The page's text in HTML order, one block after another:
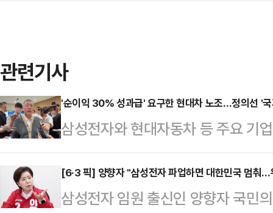
관련기사
'순이익 30% 성과급' 요구한 현대차 노조…정의선 '
삼성전자와 현대자동차 등 주요 기
갈등이 확산하는 가운데 정의선 현
사와 주주, 국가 발전을 함께 고려
날 열리는 현대차그룹 양재사옥 로
[6·3 픽] 양향자 "삼성전자 파업하면 대한민국 멈춰
삼성전자 임원 출신인 양향자 국민